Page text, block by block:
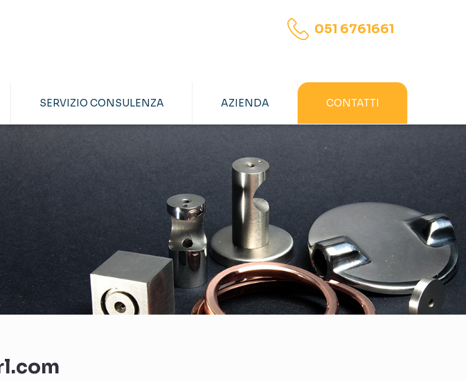
SERVIZIO CONSULENZA AZIENDA CONTATTI
051 6761661